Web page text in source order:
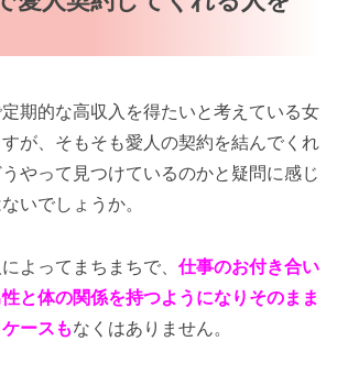
期的な高収入を得たいと考えている女
が、そもそも愛人の契約を結んでくれ
やって見つけているのかと疑問に感じ
いでしょうか。
よってまちまちで、 仕事のお付き合い
と体の関係を持つようになりそのまま
ースもなくはありません。